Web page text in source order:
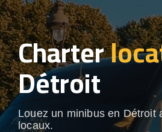
Charter
Détroit
Louez un minibus en Détroit
locaux.